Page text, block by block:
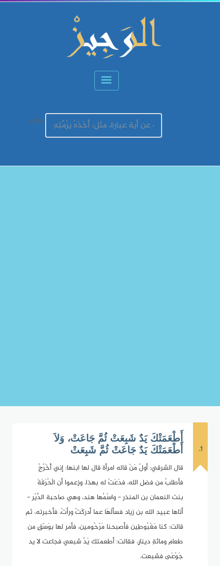
1.
أَطْعَمَتْكَ يَدٌ شَبِعَتْ ثُمَّ جَاعَتْ، وَلاَ
أَطْعَمَتْكَ يَدٌ جَاعَتْ ثُمَّ شَبِعَتْ
قال الشرقي: أولُ مَنْ قاله امرأة قال لها ابنها: إني أَخْرُجُ
فأطلبُ من فضل الله، فدَعَتْ له بهذا، وزعموا أن الْحُرَقَةَ
بنت النعمان بن المنذر - واسْمُها هند، وهي صاحبة الدَّيْر -
أتاها عبيد الله بن زياد فسألَهَا عما أدركَتْ ورأتْ، فأخبرته، ثم
قالت: كنا مَغْبُوطِين فأصبحنا مَرْحُومين، فأمر لها بوَسْقٍ من
طعام ومائةِ دينارٍ، فقالت: أطعمتك يَدٌ شبعي فجاعت لا يد
جَوْعَى فشبعت.